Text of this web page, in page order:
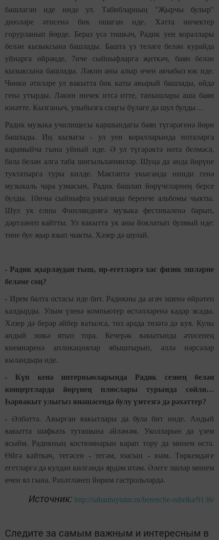
башлаган иде инде ул. Табибларның "Җырчы булыр"
диюләре әтисенә бик ошаган иде. Хәтта ничектер
горурланып йөрде. Бераз үсә төшкәч, Радик уен кораллары
белән кызыксына башлады. Башта үз теләге белән курайда
уйнарга өйрәнде, 7нче сыйныфларга җиткәч, баян белән
кызыксына башлады. Ләкин аны алыр өчен акчабыз юк иде.
Чөнки әтиләре ул вакытта бик каты авырый башлады, өйдә
генә утырды. Ләкин ничек итсә итте, танышлары аша баян
юнәтте. Кызганыч, улыбызга соңгы бүләге дә шул булды…
Радик музыка училищесы каршындагы баян түгәрәгенә йөри
башлады. Иң кызыгы - ул уен коралларында ноталарга
карамыйча гына уйный иде. Ә ул түгәрәктә нота белмәсә,
бала белән алга таба шөгыльләнмиләр. Шуңа да анда йөрүне
туктатырга туры килде. Мәктәптә укыганда нинди генә
музыкаль чара узмасын, Радик башлап йөрүчеләрнең берсе
булды. 10нчы сыйныфта укыганда беренче альбомы чыкты.
Шул ук елны Финляндиягә музыка фестиваленә барып,
дәртләнеп кайтты. Ул вакытта ук аны йоклатып булмый иде:
төне буе җыр язып чыкты. Хәзер дә шулай.
- Радик җырлаудан тыш, ир-егетләргә хас физик эшләрне
беләме соң?
- Ирем балта остасы иде бит. Радикны да агач эшенә өйрәтеп
калдырды. Улым үзенә компьютер өстәлләренә кадәр ясады.
Хәзер дә берәр әйбер ватылса, тиз арада төзәтә дә куя. Кулы
андый эшкә ятып тора. Кечерәк вакытында әтисенең
киемнәренә апликацияләр ябыштырып, әллә нәрсәләр
кыландыра иде.
- Күп кенә интервьюларында Радик сезнең белән
концертларда йөрүнең плюслары турында сөйли…
Һәрвакыт улыгыз янәшәсендә булу үзегезгә дә рәхәттер?
- Әлбәттә. Авырган вакытлары да була бит инде. Андый
вакытта шәфкать туташына әйләнәм. Уколларын да үзем
ясыйм. Радикның костюмнарын карап тору да минем өстә.
Өйгә кайткач, тегәсен - тегәм, юасын - юам. Төркемдәге
егетләргә дә кулдан килгәндә ярдәм итәм. Әлеге эшләр минем
өчен ял гына. Рәхәтләнеп йөрим гастрольләрдә.
Источник: http://sabantuytatar.ru/berenche-rubrika/9136/
Следите за самым важным и интересным в